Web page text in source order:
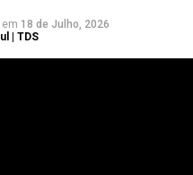
em 18 de Julho, 2026
| TDS